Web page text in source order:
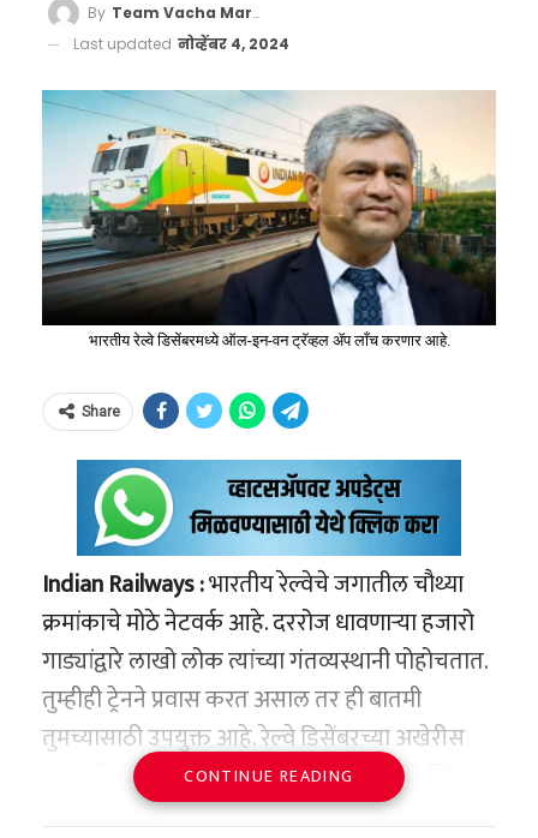
By Team Vacha Marathi
Last updated नोव्हेंबर 4, 2024
भारतीय रेल्वे डिसेंबरमध्ये ऑल-इन-वन ट्रॅव्हल ॲप लाँच करणार आहे.
Share
Indian Railways :भारतीय रेल्वेचे जगातील चौथ्या
क्रमांकाचे मोठे नेटवर्क आहे. दररोज धावणाऱ्या हजारो
गाड्यांद्वारे लाखो लोक त्यांच्या गंतव्यस्थानी पोहोचतात.
तुम्हीही ट्रेनने प्रवास करत असाल तर ही बातमी
तुमच्यासाठी उपयुक्त आहे. रेल्वे डिसेंबरच्या अखेरीस
सुपर ॲप लाँच करण्याचा विचार करत आहे. या सिंगल
ॲपद्वारे तिकीट बुकिंग, फूड डिलिव्हरी आणि ट्रेनची
CONTINUE READING